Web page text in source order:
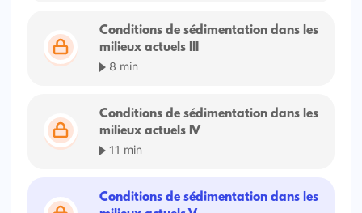
Conditions de sédimentation dans les
milieux actuels III
8 min
Conditions de sédimentation dans les
milieux actuels IV
11 min
Conditions de sédimentation dans les